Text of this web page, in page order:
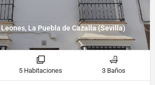
La Puebla de Cazalla (Sevilla)
5 Habitaciones 3 Baños